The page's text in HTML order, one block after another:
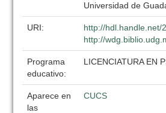
Universidad de
URI:
http://hdl.handle.net/
http://
Programa
educativo:
LICENCIATURA EN
Aparece en
las
CUCS